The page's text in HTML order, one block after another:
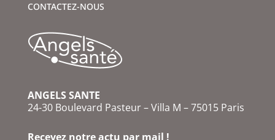
CONTACTEZ-NOUS
ANGELS SANTE
24-30 Boulevard Pasteur – Villa M – 75015 Paris
Recevez notre actu par mail !